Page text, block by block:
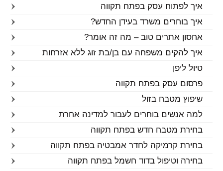
איך לפתוח עסק בפתח תקווה
איך בוחרים משרד בעידן החדש?
אחסון אתרים טוב – מה זה אומר?
איך להקים משפחה עם בן/בת זוג ללא אזרחות
טיול ליפן
פרסום עסק בפתח תקווה
שיפוץ מטבח בזול
למה אנשים בוחרים לעבור למדינה אחרת
בחירת מטבח חדש בפתח תקווה
בחירת קרמיקה לחדר אמבטיה בפתח תקווה
בחירה וטיפול בדוד חשמל בפתח תקווה